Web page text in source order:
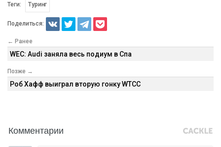
Теги: Туринг
Поделиться:
← Ранее
WEC: Audi заняла весь подиум в Спа
Позже →
Роб Хафф выиграл вторую гонку WTCC
Комментарии